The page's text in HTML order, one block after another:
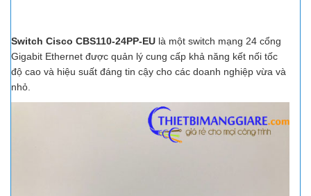
Switch Cisco CBS110-24PP-EU là một switch mạng 24 cổng
Gigabit Ethernet được quản lý cung cấp khả năng kết nối tốc
độ cao và hiệu suất đáng tin cậy cho các doanh nghiệp vừa và
nhỏ.